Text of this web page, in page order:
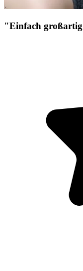
"Einfach